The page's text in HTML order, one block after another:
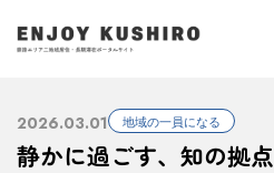
2026.03.01 地域の一員になる
静かに過ごす、知の拠点